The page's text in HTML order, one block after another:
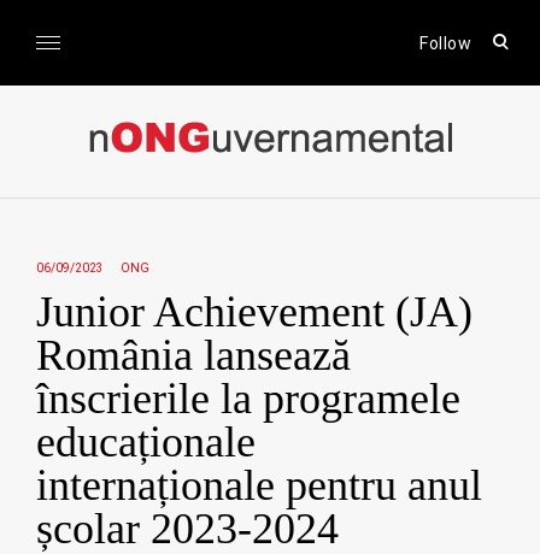
Follow
open
form
nONGuvernamental
06/09/2023 ONG
Junior Achievement (JA)
România lansează
înscrierile la programele
educaționale
internaționale pentru anul
școlar 2023-2024